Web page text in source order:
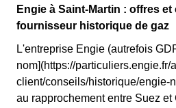
Engie à Saint-Martin : offres
fournisseur historique de gaz
L'entreprise Engie (autrefois
nom](https://particuliers.engie.fr/
client/conseils/historique/engie-
au rapprochement entre Suez et